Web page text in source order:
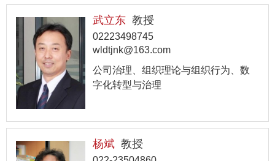
武立东 教授
02223498745
wldtjnk@163.com
公司治理、组织理论与组织行为、数
字化转型与治理
杨斌 教授